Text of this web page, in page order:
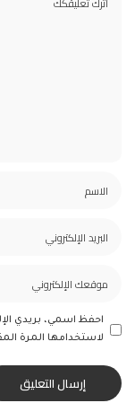
احفظ اسمي، بريدي
لاستخدامها المرة